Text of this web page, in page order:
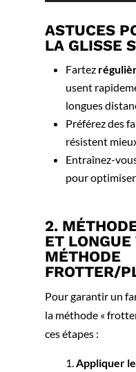
ASTUCES
LA GLISSE
Fartez
usent
longues
Préférez des
résistent
Entraînez-
pour
2.
ET
MÉTHODE
FROTTER/
Pour garantir un
la méthode «
ces étapes :
Appliquer
Max : votre expert